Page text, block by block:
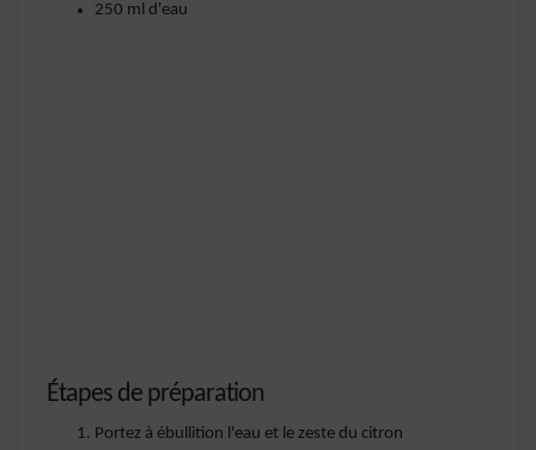
250 ml d'eau
Étapes de préparation
Portez à ébullition l'eau et le zeste du citron